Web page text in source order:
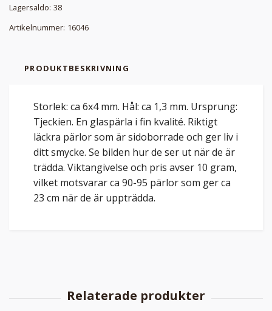
Lagersaldo: 38
Artikelnummer: 16046
PRODUKTBESKRIVNING
Storlek: ca 6x4 mm. Hål: ca 1,3 mm. Ursprung:
Tjeckien. En glaspärla i fin kvalité. Riktigt
läckra pärlor som är sidoborrade och ger liv i
ditt smycke. Se bilden hur de ser ut när de är
trädda. Viktangivelse och pris avser 10 gram,
vilket motsvarar ca 90-95 pärlor som ger ca
23 cm när de är uppträdda.